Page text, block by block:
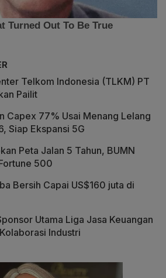
Telkom Indonesia (TLKM) PT
Pailit
Capex 77% Usai Menang Lelang
Siap Ekspansi 5G
Peta Jalan 5 Tahun, BUMN
500
Bersih Capai US$160 juta di
Utama Liga Jasa Keuangan
Industri